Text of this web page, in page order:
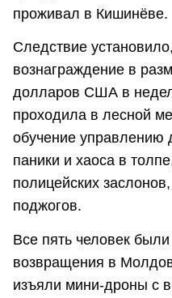
проживал в Кишинёве.
Следствие
вознаграждение в
долларов США в
проходила в лесной
обучение управлению
паники и хаоса в
полицейских
поджогов.
Все пять человек
возвращения в
изъяли мини-дроны с